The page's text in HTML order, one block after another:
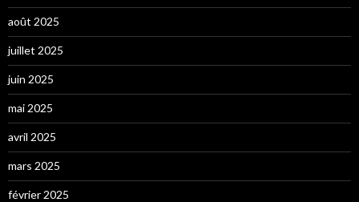
août 2025
juillet 2025
juin 2025
mai 2025
avril 2025
mars 2025
février 2025